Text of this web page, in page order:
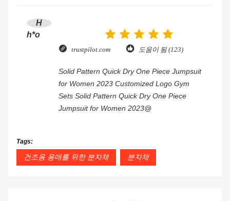
H
h*o
trustpilot.com 도움이 됨 (123)
Solid Pattern Quick Dry One Piece Jumpsuit
for Women 2023 Customized Logo Gym
Sets Solid Pattern Quick Dry One Piece
Jumpsuit for Women 2023@
Tags:
건조용 용매를 위한 분자체 분자체